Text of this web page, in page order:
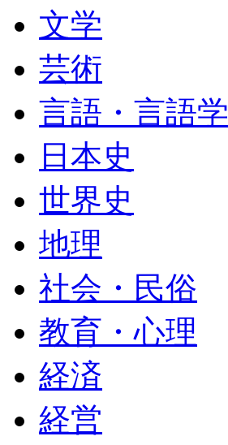
文学
芸術
言語・言語学
日本史
世界史
地理
社会・民俗
教育・心理
経済
経営